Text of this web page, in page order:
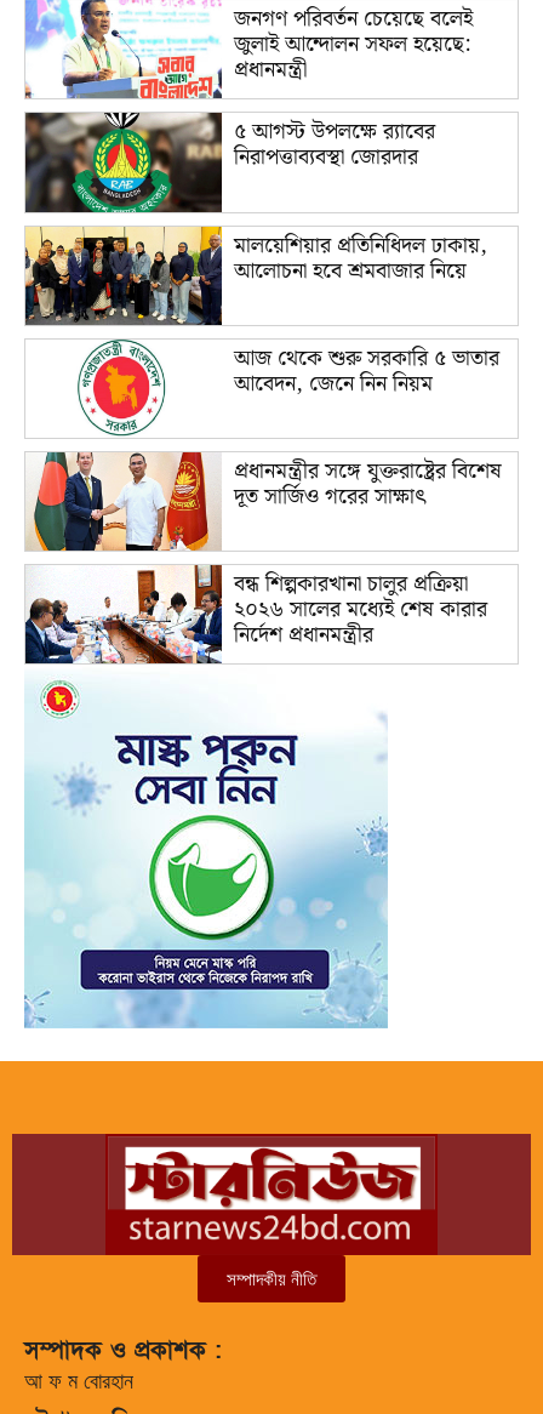
জনগণ পরিবর্তন চেয়েছে বলেই
জুলাই আন্দোলন সফল হয়েছে:
প্রধানমন্ত্রী
৫ আগস্ট উপলক্ষে র‌্যাবের
নিরাপত্তাব্যবস্থা জোরদার
মালয়েশিয়ার প্রতিনিধিদল ঢাকায়,
আলোচনা হবে শ্রমবাজার নিয়ে
আজ থেকে শুরু সরকারি ৫ ভাতার
আবেদন, জেনে নিন নিয়ম
প্রধানমন্ত্রীর সঙ্গে যুক্তরাষ্ট্রের বিশেষ
দূত সার্জিও গরের সাক্ষাৎ
বন্ধ শিল্পকারখানা চালুর প্রক্রিয়া
২০২৬ সালের মধ্যেই শেষ কারার
নির্দেশ প্রধানমন্ত্রীর
সম্পাদকীয় নীতি
সম্পাদক ও প্রকাশক :
আ ফ ম বোরহান